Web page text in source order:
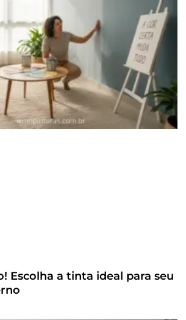
Escolha a tinta ideal para seu